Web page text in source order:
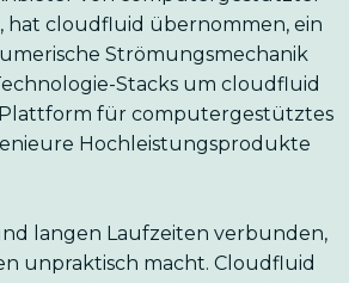
hat cloudfluid übernommen, ein
Strömungsmechanik
Stacks um cloudfluid
für computergestütztes
Hochleistungsprodukte
langen Laufzeiten verbunden,
unpraktisch macht. Cloudfluid